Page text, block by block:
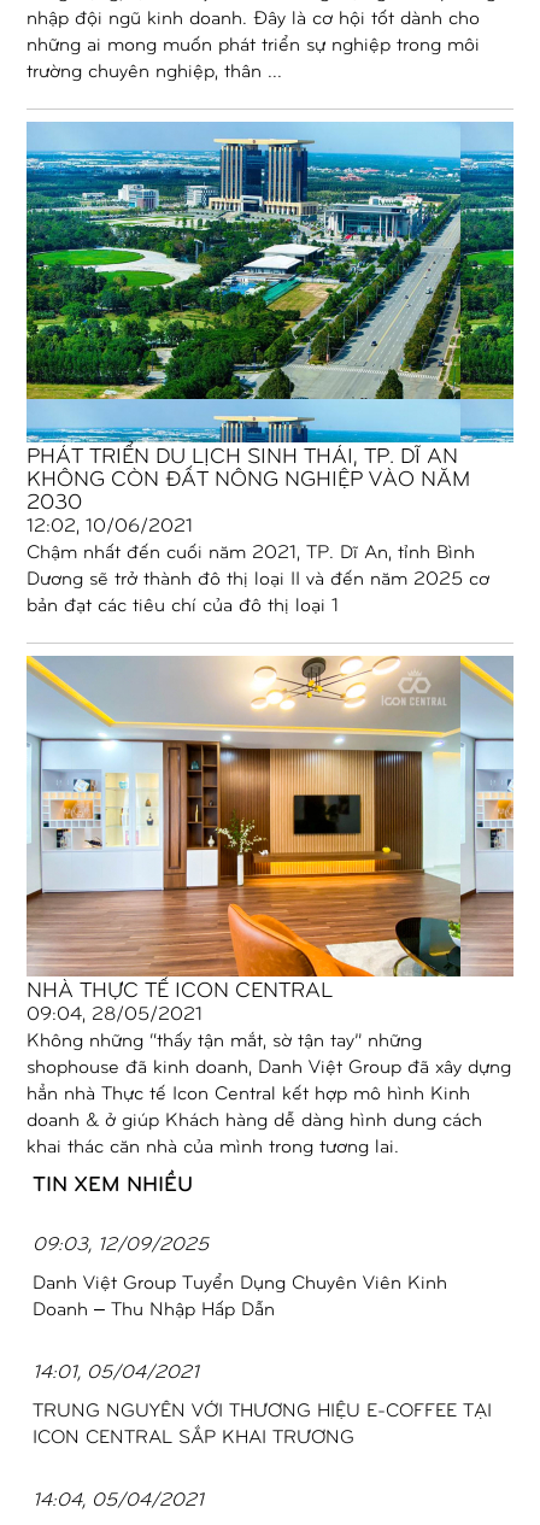
nhập đội ngũ kinh doanh. Đây là cơ hội tốt dành cho
những ai mong muốn phát triển sự nghiệp trong môi
trường chuyên nghiệp, thân ...
PHÁT TRIỂN DU LỊCH SINH THÁI, TP. DĨ AN
KHÔNG CÒN ĐẤT NÔNG NGHIỆP VÀO NĂM
2030
12:02, 10/06/2021
Chậm nhất đến cuối năm 2021, TP. Dĩ An, tỉnh Bình
Dương sẽ trở thành đô thị loại II và đến năm 2025 cơ
bản đạt các tiêu chí của đô thị loại 1
NHÀ THỰC TẾ ICON CENTRAL
09:04, 28/05/2021
Không những “thấy tận mắt, sờ tận tay” những
shophouse đã kinh doanh, Danh Việt Group đã xây dựng
hẳn nhà Thực tế Icon Central kết hợp mô hình Kinh
doanh & ở giúp Khách hàng dễ dàng hình dung cách
khai thác căn nhà của mình trong tương lai.
TIN XEM NHIỀU
09:03, 12/09/2025
Danh Việt Group Tuyển Dụng Chuyên Viên Kinh
Doanh – Thu Nhập Hấp Dẫn
14:01, 05/04/2021
TRUNG NGUYÊN VỚI THƯƠNG HIỆU E-COFFEE TẠI
ICON CENTRAL SẮP KHAI TRƯƠNG
14:04, 05/04/2021